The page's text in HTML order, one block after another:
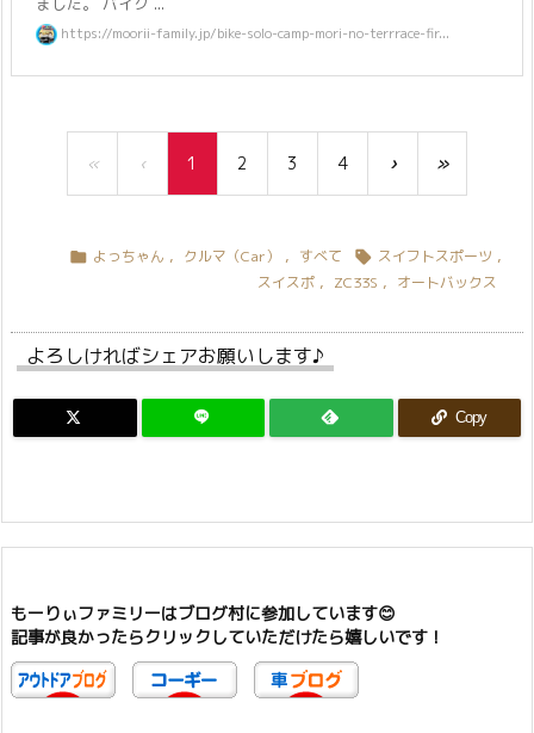
https://moorii-family.jp/bike-solo-camp-mori-no-terrrace-fir...
« ‹ 1 2 3 4 › »
 よっちゃん , クルマ（Car） , すべて  スイフトスポーツ ,
スイスポ , ZC33S , オートバックス
よろしければシェアお願いします♪
Copy
もーりぃファミリーはブログ村に参加しています😊
記事が良かったらクリックしていただけたら嬉しいです！